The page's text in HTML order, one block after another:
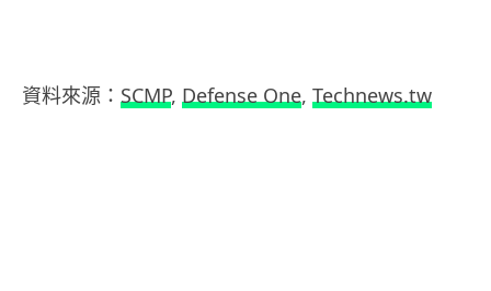
資料來源： SCMP, Defense One, Technews.tw